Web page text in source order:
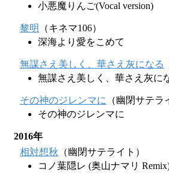
小悪魔りんご(Vocal version)
黎明
（キネマ106）
深海より愛をこめて
無謀さえ美しく、華さえ灰になる
無謀さえ美しく、華さえ灰に
その神のジレンマに （幽閉サテラ
その神のジレンマに
2016年
相対想秋 （幽閉サテライト）
コノ葉隠レ (奥山ナマリ